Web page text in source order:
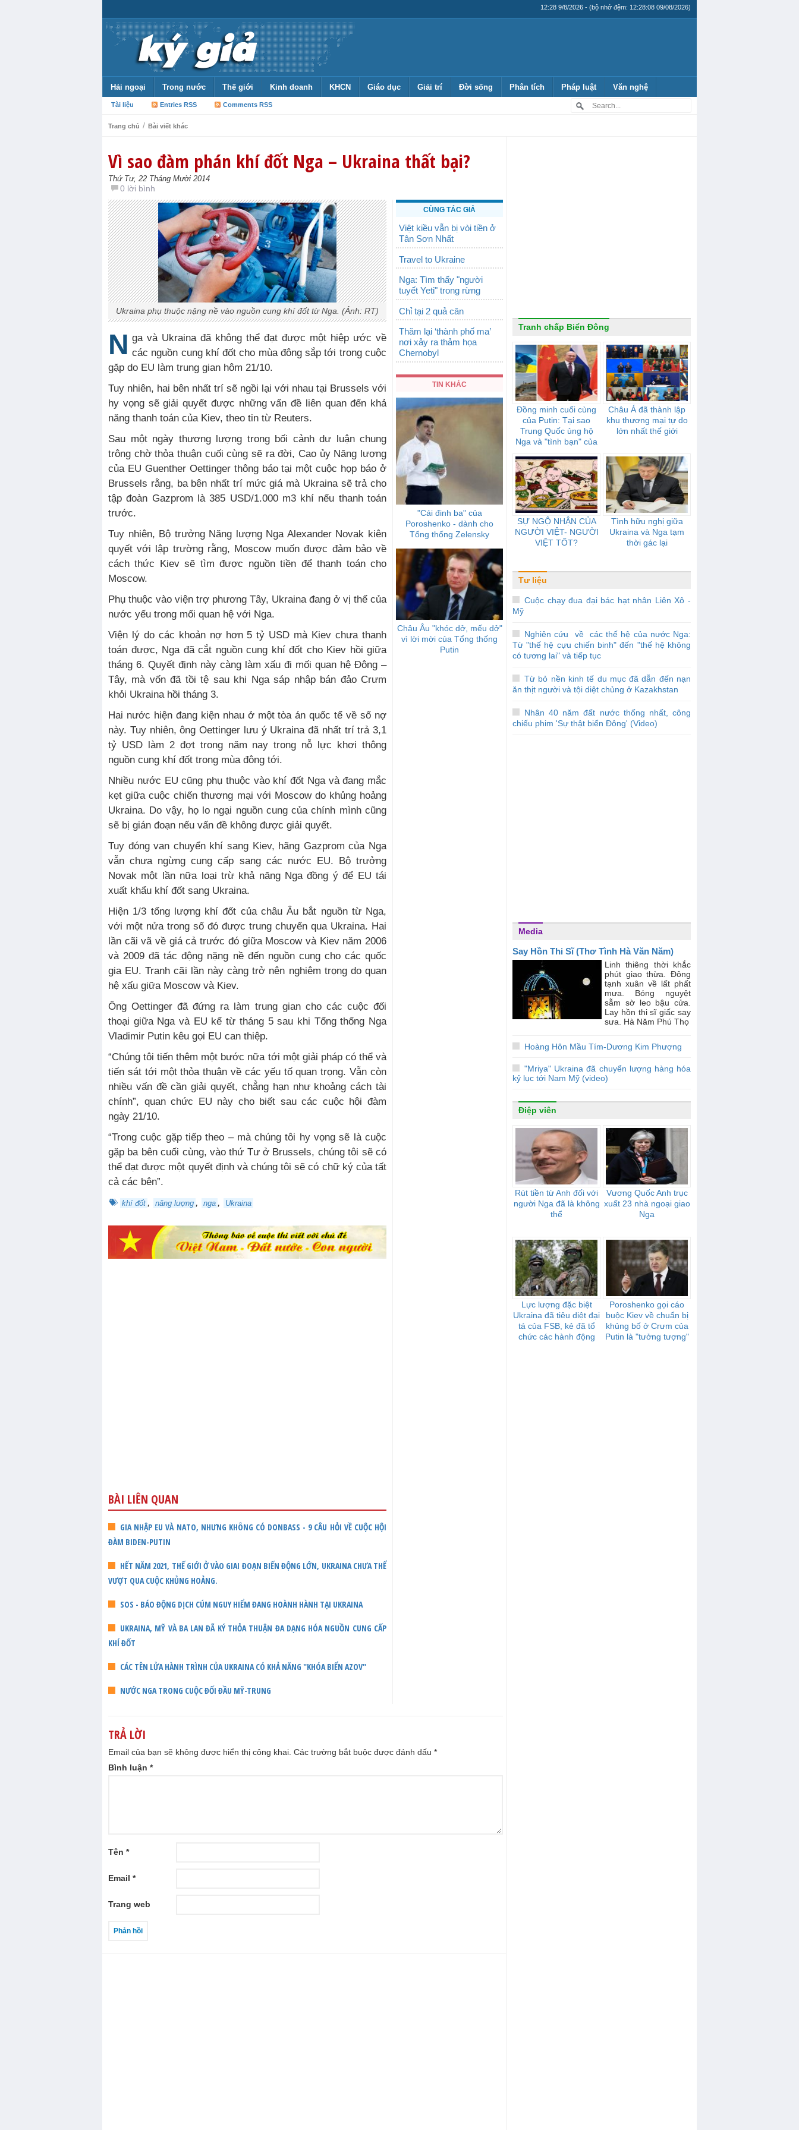
12:28 9/8/2026 - (bộ nhớ đệm: 12:28:08 09/08/2026)
Hải ngoại Trong nước Thế giới Kinh doanh KHCN Giáo dục Giải trí Đời sống Phân tích Pháp luật Văn nghệ
Tài liệu Entries RSS Comments RSS
Trang chủ / Bài viết khác
Vì sao đàm phán khí đốt Nga – Ukraina thất bại?
Thứ Tư, 22 Tháng Mười 2014
0 lời bình
Ukraina phụ thuộc nặng nề vào nguồn cung khí đốt từ Nga. (Ảnh: RT)
N ga và Ukraina đã không thể đạt được một hiệp ước về
các nguồn cung khí đốt cho mùa đông sắp tới trong cuộc
gặp do EU làm trung gian hôm 21/10.
Tuy nhiên, hai bên nhất trí sẽ ngồi lại với nhau tại Brussels với
hy vọng sẽ giải quyết được những vấn đề liên quan đến khả
năng thanh toán của Kiev, theo tin từ Reuters.
Sau một ngày thương lượng trong bối cảnh dư luận chung
trông chờ thỏa thuận cuối cùng sẽ ra đời, Cao ủy Năng lượng
của EU Guenther Oettinger thông báo tại một cuộc họp báo ở
Brussels rằng, ba bên nhất trí mức giá mà Ukraina sẽ trả cho
tập đoàn Gazprom là 385 USD/1.000 m3 khí nếu thanh toán
trước.
Tuy nhiên, Bộ trưởng Năng lượng Nga Alexander Novak kiên
quyết với lập trường rằng, Moscow muốn được đảm bảo về
cách thức Kiev sẽ tìm được nguồn tiền để thanh toán cho
Moscow.
Phụ thuộc vào viện trợ phương Tây, Ukraina đang ở vị thế của
nước yếu trong mối quan hệ với Nga.
Viện lý do các khoản nợ hơn 5 tỷ USD mà Kiev chưa thanh
toán được, Nga đã cắt nguồn cung khí đốt cho Kiev hồi giữa
tháng 6. Quyết định này càng làm xấu đi mối quan hệ Đông –
Tây, mà vốn đã tồi tệ sau khi Nga sáp nhập bán đảo Crưm
khỏi Ukraina hồi tháng 3.
Hai nước hiện đang kiện nhau ở một tòa án quốc tế về số nợ
này. Tuy nhiên, ông Oettinger lưu ý Ukraina đã nhất trí trả 3,1
tỷ USD làm 2 đợt trong năm nay trong nỗ lực khơi thông
nguồn cung khí đốt trong mùa đông tới.
Nhiều nước EU cũng phụ thuộc vào khí đốt Nga và đang mắc
kẹt giữa cuộc chiến thương mại với Moscow do khủng hoảng
Ukraina. Do vậy, họ lo ngại nguồn cung của chính mình cũng
sẽ bị gián đoạn nếu vấn đề không được giải quyết.
Tuy đóng van chuyển khí sang Kiev, hãng Gazprom của Nga
vẫn chưa ngừng cung cấp sang các nước EU. Bộ trưởng
Novak một lần nữa loại trừ khả năng Nga đồng ý để EU tái
xuất khẩu khí đốt sang Ukraina.
Hiện 1/3 tổng lượng khí đốt của châu Âu bắt nguồn từ Nga,
với một nửa trong số đó được trung chuyển qua Ukraina. Hai
lần cãi vã về giá cả trước đó giữa Moscow và Kiev năm 2006
và 2009 đã tác động nặng nề đến nguồn cung cho các quốc
gia EU. Tranh cãi lần này càng trở nên nghiêm trọng do quan
hệ xấu giữa Moscow và Kiev.
Ông Oettinger đã đứng ra làm trung gian cho các cuộc đối
thoại giữa Nga và EU kể từ tháng 5 sau khi Tổng thống Nga
Vladimir Putin kêu gọi EU can thiệp.
“Chúng tôi tiến thêm một bước nữa tới một giải pháp có thể và
tiến sát tới một thỏa thuận về các yếu tố quan trọng. Vẫn còn
nhiều vấn đề cần giải quyết, chẳng hạn như khoảng cách tài
chính”, quan chức EU này cho biết sau các cuộc hội đàm
ngày 21/10.
“Trong cuộc gặp tiếp theo – mà chúng tôi hy vọng sẽ là cuộc
gặp ba bên cuối cùng, vào thứ Tư ở Brussels, chúng tôi sẽ có
thể đạt được một quyết định và chúng tôi sẽ có chữ ký của tất
cả các bên”.
khí đốt , năng lượng , nga , Ukraina
BÀI LIÊN QUAN
GIA NHẬP EU VÀ NATO, NHƯNG KHÔNG CÓ DONBASS - 9 CÂU HỎI VỀ CUỘC HỘI
ĐÀM BIDEN-PUTIN
HẾT NĂM 2021, THẾ GIỚI Ở VÀO GIAI ĐOẠN BIẾN ĐỘNG LỚN, UKRAINA CHƯA THỂ
VƯỢT QUA CUỘC KHỦNG HOẢNG.
SOS - BÁO ĐỘNG DỊCH CÚM NGUY HIỂM ĐANG HOÀNH HÀNH TẠI UKRAINA
UKRAINA, MỸ VÀ BA LAN ĐÃ KÝ THỎA THUẬN ĐA DẠNG HÓA NGUỒN CUNG CẤP
KHÍ ĐỐT
CÁC TÊN LỬA HÀNH TRÌNH CỦA UKRAINA CÓ KHẢ NĂNG "KHÓA BIỂN AZOV"
NƯỚC NGA TRONG CUỘC ĐỐI ĐẦU MỸ-TRUNG
CÙNG TÁC GIẢ
Việt kiều vẫn bị vòi tiền ở
Tân Sơn Nhất
Travel to Ukraine
Nga: Tìm thấy "người
tuyết Yeti" trong rừng
Chỉ tại 2 quả cân
Thăm lại ‘thành phố ma’
nơi xảy ra thảm họa
Chernobyl
TIN KHÁC
"Cái đinh ba" của
Poroshenko - dành cho
Tổng thống Zelensky
Châu Âu "khóc dở, mếu dở"
vì lời mời của Tổng thống
Putin
TRẢ LỜI
Email của bạn sẽ không được hiển thị công khai. Các trường bắt buộc được đánh dấu *
Bình luận *
Tên *
Email *
Trang web
Tranh chấp Biển Đông
Đồng minh cuối cùng
của Putin: Tại sao
Trung Quốc ủng hộ
Nga và "tình bạn" của
nào
Châu Á đã thành lập
khu thương mại tự do
lớn nhất thế giới
SỰ NGỘ NHẬN CỦA
NGƯỜI VIỆT- NGƯỜI
VIỆT TỐT?
Tình hữu nghị giữa
Ukraina và Nga tạm
thời gác lại
Tư liệu
Cuộc chạy đua đại bác hạt nhân Liên Xô -
Mỹ
Nghiên cứu về các thế hệ của nước Nga:
Từ "thế hệ cựu chiến binh" đến "thế hệ không
có tương lai" và tiếp tục
Từ bỏ nền kinh tế du mục đã dẫn đến nạn
ăn thịt người và tội diệt chủng ở Kazakhstan
Nhân 40 năm đất nước thống nhất, công
chiếu phim 'Sự thật biển Đông' (Video)
Media
Say Hồn Thi Sĩ (Thơ Tình Hà Văn Năm)
Linh thiêng thời khắc
phút giao thừa. Đông
tạnh xuân về lất phất
mưa. Bóng nguyệt
sẫm sờ leo bậu cửa.
Lay hồn thi sĩ giấc say
sưa. Hà Năm Phú Thọ
Hoàng Hôn Mầu Tím-Dương Kim Phượng
"Mriya" Ukraina đã chuyển lượng hàng hóa
kỷ lục tới Nam Mỹ (video)
Điệp viên
Rút tiền từ Anh đối với
người Nga đã là không
thể
Vương Quốc Anh trục
xuất 23 nhà ngoại giao
Nga
Lực lượng đặc biệt
Ukraina đã tiêu diệt đại
tá của FSB, kẻ đã tổ
chức các hành động
Poroshenko gọi cáo
buộc Kiev về chuẩn bị
khủng bố ở Crưm của
Putin là "tưởng tượng"